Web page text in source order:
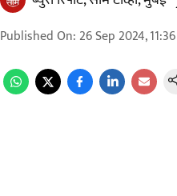
Published On: 26 Sep 2024,